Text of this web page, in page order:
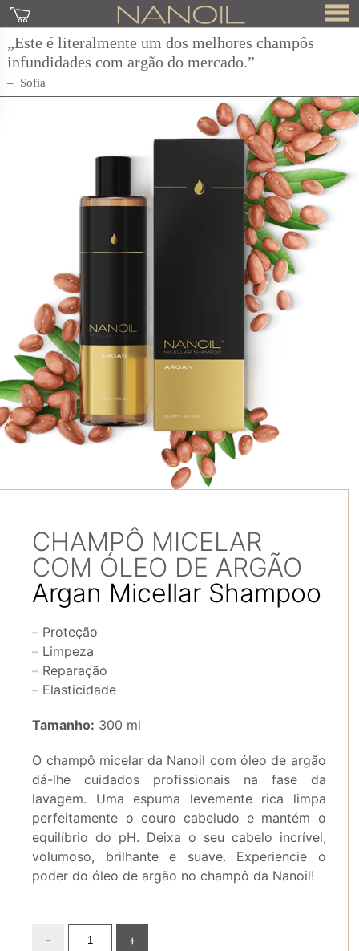
„Este é literalmente um dos melhores champôs
infundidades com argão do mercado.”
Sofia
CHAMPÔ MICELAR
COM ÓLEO DE ARGÃO
Argan Micellar Shampoo
Proteção
Limpeza
Reparação
Elasticidade
Tamanho: 300 ml
O champô micelar da Nanoil com óleo de argão
dá-lhe cuidados profissionais na fase da
lavagem. Uma espuma levemente rica limpa
perfeitamente o couro cabeludo e mantém o
equilíbrio do pH. Deixa o seu cabelo incrível,
volumoso, brilhante e suave. Experiencie o
poder do óleo de argão no champô da Nanoil!
-
+